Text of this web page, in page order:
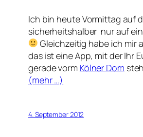
Ich bin heute Vormittag auf
sicherheitshalber nur auf
Gleichzeitig habe ich mir
das ist eine App, mit der Ihr
gerade vorm Kölner Dom
(mehr …)
4. September 2012